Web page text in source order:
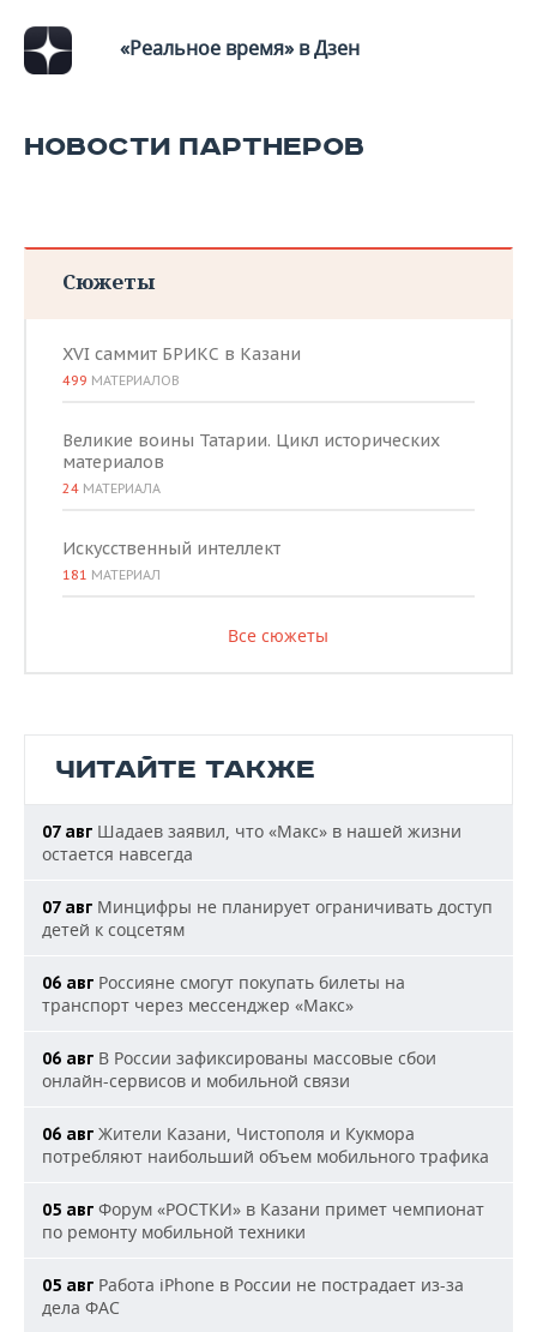
«Реальное время» в Дзен
НОВОСТИ ПАРТНЕРОВ
Сюжеты
XVI саммит БРИКС в Казани
499 МАТЕРИАЛОВ
Великие воины Татарии. Цикл исторических
материалов
24 МАТЕРИАЛА
Искусственный интеллект
181 МАТЕРИАЛ
Все сюжеты
ЧИТАЙТЕ ТАКЖЕ
07 авг Шадаев заявил, что «Макс» в нашей жизни
остается навсегда
07 авг Минцифры не планирует ограничивать доступ
детей к соцсетям
06 авг Россияне смогут покупать билеты на
транспорт через мессенджер «Макс»
06 авг В России зафиксированы массовые сбои
онлайн-сервисов и мобильной связи
06 авг Жители Казани, Чистополя и Кукмора
потребляют наибольший объем мобильного трафика
05 авг Форум «РОСТКИ» в Казани примет чемпионат
по ремонту мобильной техники
05 авг Работа iPhone в России не пострадает из-за
дела ФАС